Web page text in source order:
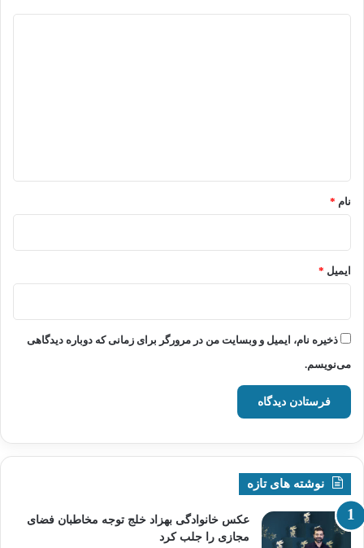
نام *
ایمیل *
ذخیره نام، ایمیل و وبسایت من در مرورگر برای زمانی که دوباره دیدگاهی
می‌نویسم.
نوشته های تازه
عکس خانوادگی بهزاد خلج توجه مخاطبان فضای
مجازی را جلب کرد